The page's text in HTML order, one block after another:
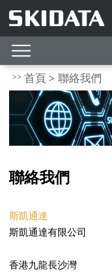
首頁 聯絡我們
聯絡我們
斯凱通達
斯凱通達有限公司
香港九龍長沙灣